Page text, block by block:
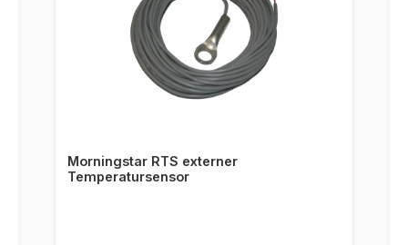
Morningstar RTS externer
Temperatursensor